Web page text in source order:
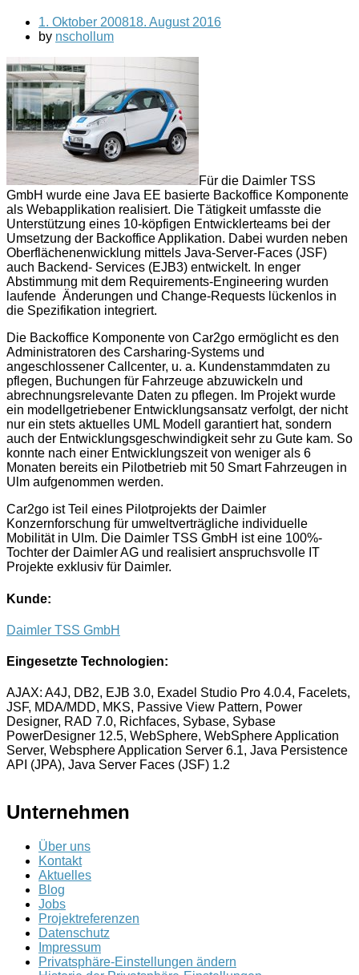
1. Oktober 200818. August 2016
by nschollum
Für die Daimler TSS
GmbH wurde eine Java EE basierte Backoffice Komponente
als Webapplikation realisiert. Die Tätigkeit umfasste die
Unterstützung eines 10-köpfigen Entwicklerteams bei der
Umsetzung der Backoffice Applikation. Dabei wurden neben
Oberflächenenwicklung mittels Java-Server-Faces (JSF)
auch Backend- Services (EJB3) entwickelt. In enger
Abstimmung mit dem Requirements-Engineering wurden
laufende Änderungen und Change-Requests lückenlos in
die Spezifikation integriert.
Die Backoffice Komponente von Car2go ermöglicht es den
Administratoren des Carsharing-Systems und
angeschlossener Callcenter, u. a. Kundenstammdaten zu
pflegen, Buchungen für Fahrzeuge abzuwickeln und
abrechnungsrelevante Daten zu pflegen. Im Projekt wurde
ein modellgetriebener Entwicklungsansatz verfolgt, der nicht
nur ein stets aktuelles UML Modell garantiert hat, sondern
auch der Entwicklungsgeschwindigkeit sehr zu Gute kam. So
konnte nach einer Entwicklungszeit von weniger als 6
Monaten bereits ein Pilotbetrieb mit 50 Smart Fahrzeugen in
Ulm aufgenommen werden.
Car2go ist Teil eines Pilotprojekts der Daimler
Konzernforschung für umweltverträgliche individuelle
Mobilität in Ulm. Die Daimler TSS GmbH ist eine 100%-
Tochter der Daimler AG und realisiert anspruchsvolle IT
Projekte exklusiv für Daimler.
Kunde:
Daimler TSS GmbH
Eingesetzte Technologien:
AJAX: A4J, DB2, EJB 3.0, Exadel Studio Pro 4.0.4, Facelets,
JSF, MDA/MDD, MKS, Passive View Pattern, Power
Designer, RAD 7.0, Richfaces, Sybase, Sybase
PowerDesigner 12.5, WebSphere, WebSphere Application
Server, Websphere Application Server 6.1, Java Persistence
API (JPA), Java Server Faces (JSF) 1.2
Unternehmen
Über uns
Kontakt
Aktuelles
Blog
Jobs
Projektreferenzen
Datenschutz
Impressum
Privatsphäre-Einstellungen ändern